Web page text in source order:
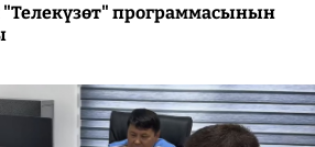
программасынын